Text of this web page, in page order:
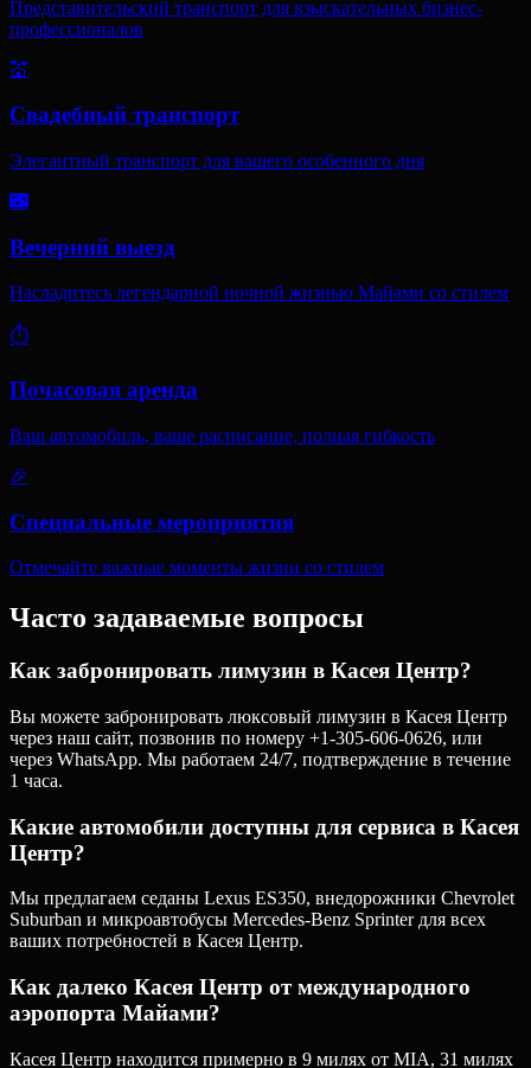
Представительский транспорт для взыскательных бизнес-
профессионалов
💒
Свадебный транспорт
Элегантный транспорт для вашего особенного дня
🌃
Вечерний выезд
Насладитесь легендарной ночной жизнью Майами со стилем
⏱️
Почасовая аренда
Ваш автомобиль, ваше расписание, полная гибкость
🎉
Специальные мероприятия
Отмечайте важные моменты жизни со стилем
Часто задаваемые вопросы
Как забронировать лимузин в Касея Центр?
Вы можете забронировать люксовый лимузин в Касея Центр
через наш сайт, позвонив по номеру +1-305-606-0626, или
через WhatsApp. Мы работаем 24/7, подтверждение в течение
1 часа.
Какие автомобили доступны для сервиса в Касея
Центр?
Мы предлагаем седаны Lexus ES350, внедорожники Chevrolet
Suburban и микроавтобусы Mercedes-Benz Sprinter для всех
ваших потребностей в Касея Центр.
Как далеко Касея Центр от международного
аэропорта Майами?
Касея Центр находится примерно в 9 милях от MIA, 31 милях